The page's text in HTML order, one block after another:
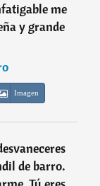
me
y grande
Imagen
de barro.